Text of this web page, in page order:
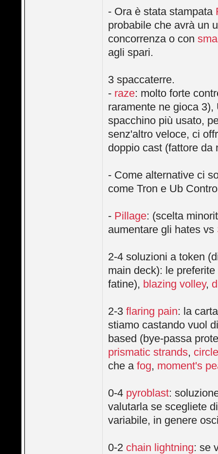
- Ora è stata stampata
probabile che avrà un
concorrenza o con
agli spari.
3 spaccaterre.
- raze: molto forte
raramente ne gioca
spacchino più usato,
senz'altro veloce, ci
doppio cast (fattore da
- Come alternative ci
come Tron e Ub
- Pillage: (scelta
aumentare gli hates vs
2-4 soluzioni a token
main deck): le
fatine), blazing volley,
2-3flaring pain: la
stiamo castando vuol
based (bye-passa
prismatic strands,
che afog, moment's
0-4 pyroblast:
valutarla se scegliete
variabile, in genere
0-2 chain lightning: se